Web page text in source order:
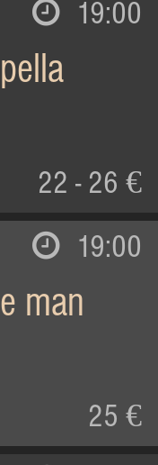
19:00
22 - 26 €
19:00
man
25 €